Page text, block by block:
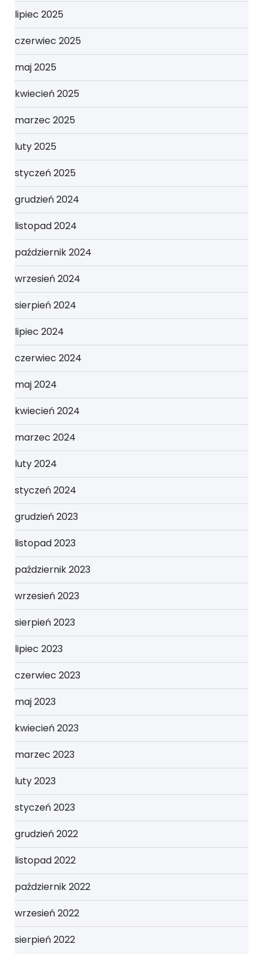
lipiec 2025
czerwiec 2025
maj 2025
kwiecień 2025
marzec 2025
luty 2025
styczeń 2025
grudzień 2024
listopad 2024
październik 2024
wrzesień 2024
sierpień 2024
lipiec 2024
czerwiec 2024
maj 2024
kwiecień 2024
marzec 2024
luty 2024
styczeń 2024
grudzień 2023
listopad 2023
październik 2023
wrzesień 2023
sierpień 2023
lipiec 2023
czerwiec 2023
maj 2023
kwiecień 2023
marzec 2023
luty 2023
styczeń 2023
grudzień 2022
listopad 2022
październik 2022
wrzesień 2022
sierpień 2022